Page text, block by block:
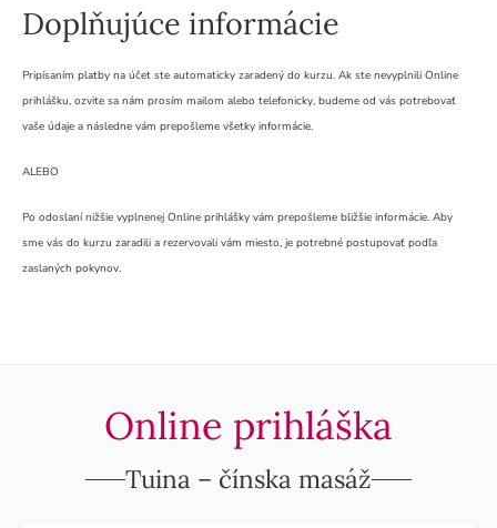
Doplňujúce informácie
Pripísaním platby na účet ste automaticky zaradený do kurzu. Ak ste nevyplnili Online
prihlášku, ozvite sa nám prosím mailom alebo telefonicky, budeme od vás potrebovať
vaše údaje a následne vám prepošleme všetky informácie.
ALEBO
Po odoslaní nižšie vyplnenej Online prihlášky vám prepošleme bližšie informácie. Aby
sme vás do kurzu zaradili a rezervovali vám miesto, je potrebné postupovať podľa
zaslaných pokynov.
Online prihláška
Tuina – čínska masáž